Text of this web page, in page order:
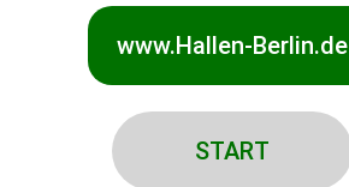
www.Hallen-Berlin.de
START